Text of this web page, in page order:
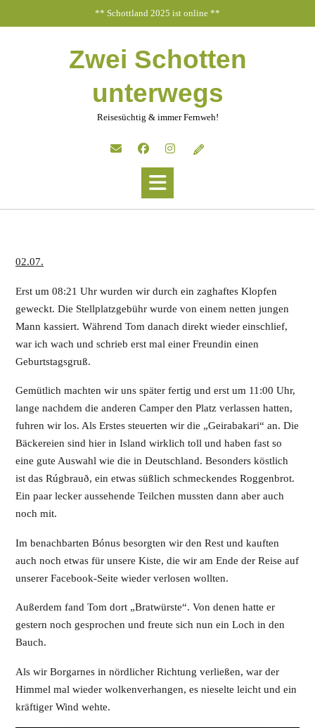
** Schottland 2025 ist online **
Zwei Schotten
unterwegs
Reisesüchtig & immer Fernweh!
02.07.
Erst um 08:21 Uhr wurden wir durch ein zaghaftes Klopfen
geweckt. Die Stellplatzgebühr wurde von einem netten jungen
Mann kassiert. Während Tom danach direkt wieder einschlief,
war ich wach und schrieb erst mal einer Freundin einen
Geburtstagsgruß.
Gemütlich machten wir uns später fertig und erst um 11:00 Uhr,
lange nachdem die anderen Camper den Platz verlassen hatten,
fuhren wir los. Als Erstes steuerten wir die „Geirabakari“ an. Die
Bäckereien sind hier in Island wirklich toll und haben fast so
eine gute Auswahl wie die in Deutschland. Besonders köstlich
ist das Rúgbrauð, ein etwas süßlich schmeckendes Roggenbrot.
Ein paar lecker aussehende Teilchen mussten dann aber auch
noch mit.
Im benachbarten Bónus besorgten wir den Rest und kauften
auch noch etwas für unsere Kiste, die wir am Ende der Reise auf
unserer Facebook-Seite wieder verlosen wollten.
Außerdem fand Tom dort „Bratwürste“. Von denen hatte er
gestern noch gesprochen und freute sich nun ein Loch in den
Bauch.
Als wir Borgarnes in nördlicher Richtung verließen, war der
Himmel mal wieder wolkenverhangen, es nieselte leicht und ein
kräftiger Wind wehte.